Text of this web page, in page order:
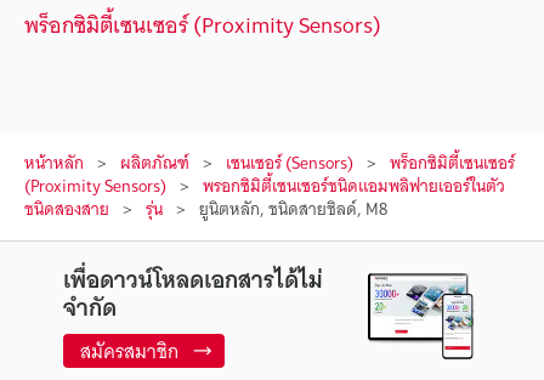
พร็อกซิมิตี้เซนเซอร์ (Proximity Sensors)
หน้าหลัก ผลิตภัณฑ์ เซนเซอร์ (Sensors) พร็อกซิมิตี้เซนเซอร์
(Proximity Sensors) พรอกซิมิตี้เซนเซอร์ชนิดแอมพลิฟายเออร์ในตัว
ชนิดสองสาย รุ่น ยูนิตหลัก, ชนิดสายชิลด์, M8
เพื่อดาวน์โหลดเอกสารได้ไม่
จำกัด
สมัครสมาชิก